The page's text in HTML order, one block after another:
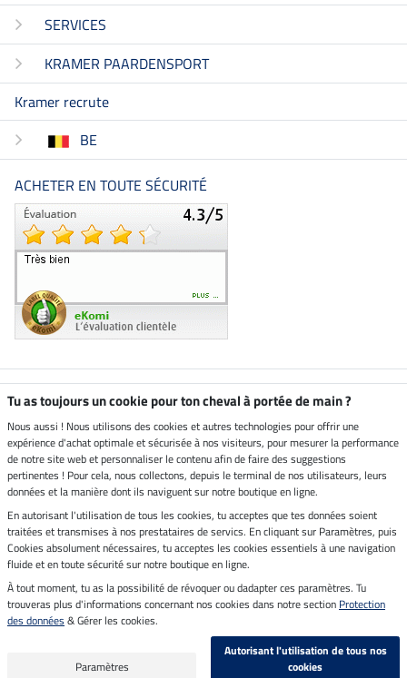
SERVICES
KRAMER PAARDENSPORT
Kramer recrute
BE
ACHETER EN TOUTE SÉCURITÉ
Boutique climatiquement
Livraison par
Paiement sécurisé
Mentions légales
Dernière actualisation le 09.08.2026 à 07:13
Tous les prix s'entendent TVA incluse et
frais de port en sus
Tu as toujours un cookie pour ton cheval à portée de main ?
Nous aussi ! Nous utilisons des cookies et autres technologies pour offrir une
expérience d'achat optimale et sécurisée à nos visiteurs, pour mesurer la performance
de notre site web et personnaliser le contenu afin de faire des suggestions
pertinentes ! Pour cela, nous collectons, depuis le terminal de nos utilisateurs, leurs
données et la manière dont ils naviguent sur notre boutique en ligne.
En autorisant l'utilisation de tous les cookies, tu acceptes que tes données soient
traitées et transmises à nos prestataires de servics. En cliquant sur Paramètres, puis
Cookies absolument nécessaires, tu acceptes les cookies essentiels à une navigation
fluide et en toute sécurité sur notre boutique en ligne.
À tout moment, tu as la possibilité de révoquer ou dadapter ces paramètres. Tu
trouveras plus d'informations concernant nos cookies dans notre section Protection
des données & Gérer les cookies.
Paramètres
Autorisant l'utilisation de tous nos
cookies